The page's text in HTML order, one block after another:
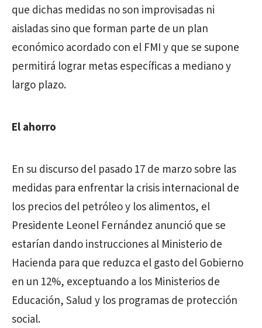
que dichas medidas no son improvisadas ni
aisladas sino que forman parte de un plan
económico acordado con el FMI y que se supone
permitirá lograr metas específicas a mediano y
largo plazo.
El ahorro
En su discurso del pasado 17 de marzo sobre las
medidas para enfrentar la crisis internacional de
los precios del petróleo y los alimentos, el
Presidente Leonel Fernández anunció que se
estarían dando instrucciones al Ministerio de
Hacienda para que reduzca el gasto del Gobierno
en un 12%, exceptuando a los Ministerios de
Educación, Salud y los programas de protección
social.